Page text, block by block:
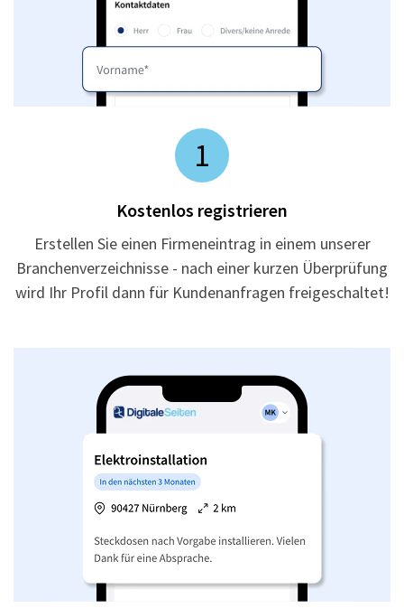
1
Kostenlos registrieren
Erstellen Sie einen Firmeneintrag in einem unserer
Branchenverzeichnisse - nach einer kurzen Überprüfung
wird Ihr Profil dann für Kundenanfragen freigeschaltet!